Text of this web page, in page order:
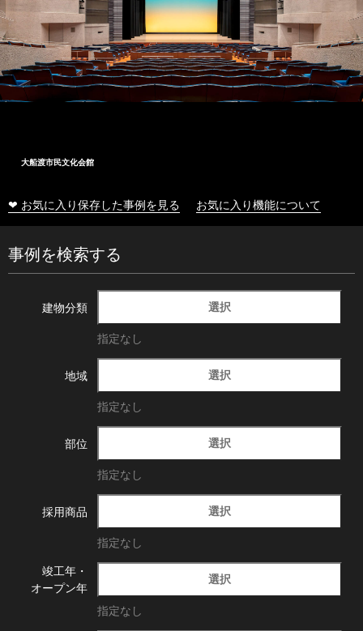
大船渡市民文化会館
❤ お気に入り保存した事例を見る お気に入り機能について
事例を検索する
建物分類 選択
指定なし
地域 選択
指定なし
部位 選択
指定なし
採用商品 選択
指定なし
竣工年・
オープン年
選択
指定なし